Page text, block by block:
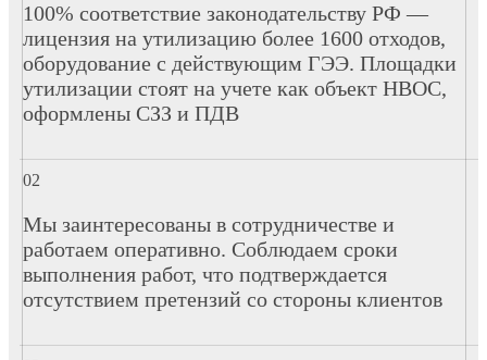
100% соответствие законодательству РФ —
лицензия на утилизацию более 1600 отходов,
оборудование с действующим ГЭЭ. Площадки
утилизации стоят на учете как объект НВОС,
оформлены СЗЗ и ПДВ
Мы заинтересованы в сотрудничестве и
работаем оперативно. Соблюдаем сроки
выполнения работ, что подтверждается
отсутствием претензий со стороны клиентов